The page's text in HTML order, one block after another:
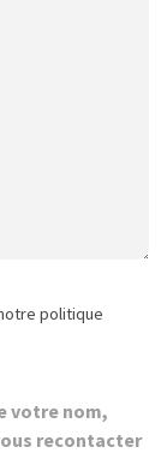
politique
votre nom,
recontacter